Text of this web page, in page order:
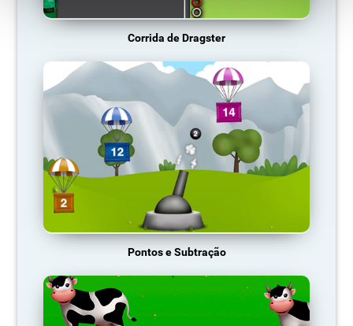
Corrida de Dragster
Pontos e Subtração